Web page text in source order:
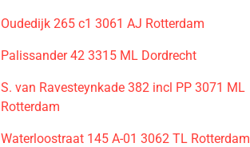
Oudedijk 265 c1 3061 AJ Rotterdam
Palissander 42 3315 ML Dordrecht
S. van Ravesteynkade 382 incl PP 3071 ML
Rotterdam
Waterloostraat 145 A-01 3062 TL Rotterdam